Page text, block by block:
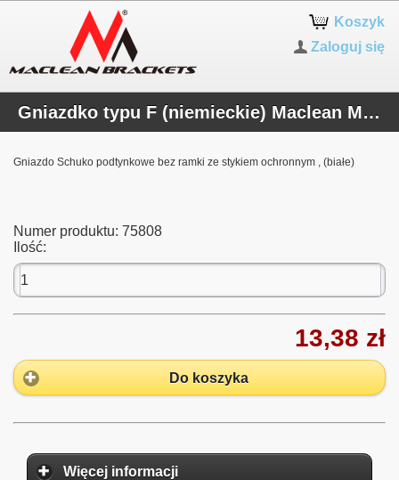
Koszyk
Zaloguj się
Gniazdko typu F (niemieckie) Maclean MCE719W
Gniazdo Schuko podtynkowe bez ramki ze stykiem ochronnym , (białe)
Numer produktu: 75808
Ilość:
13,38 zł
Do koszyka
Więcej informacji